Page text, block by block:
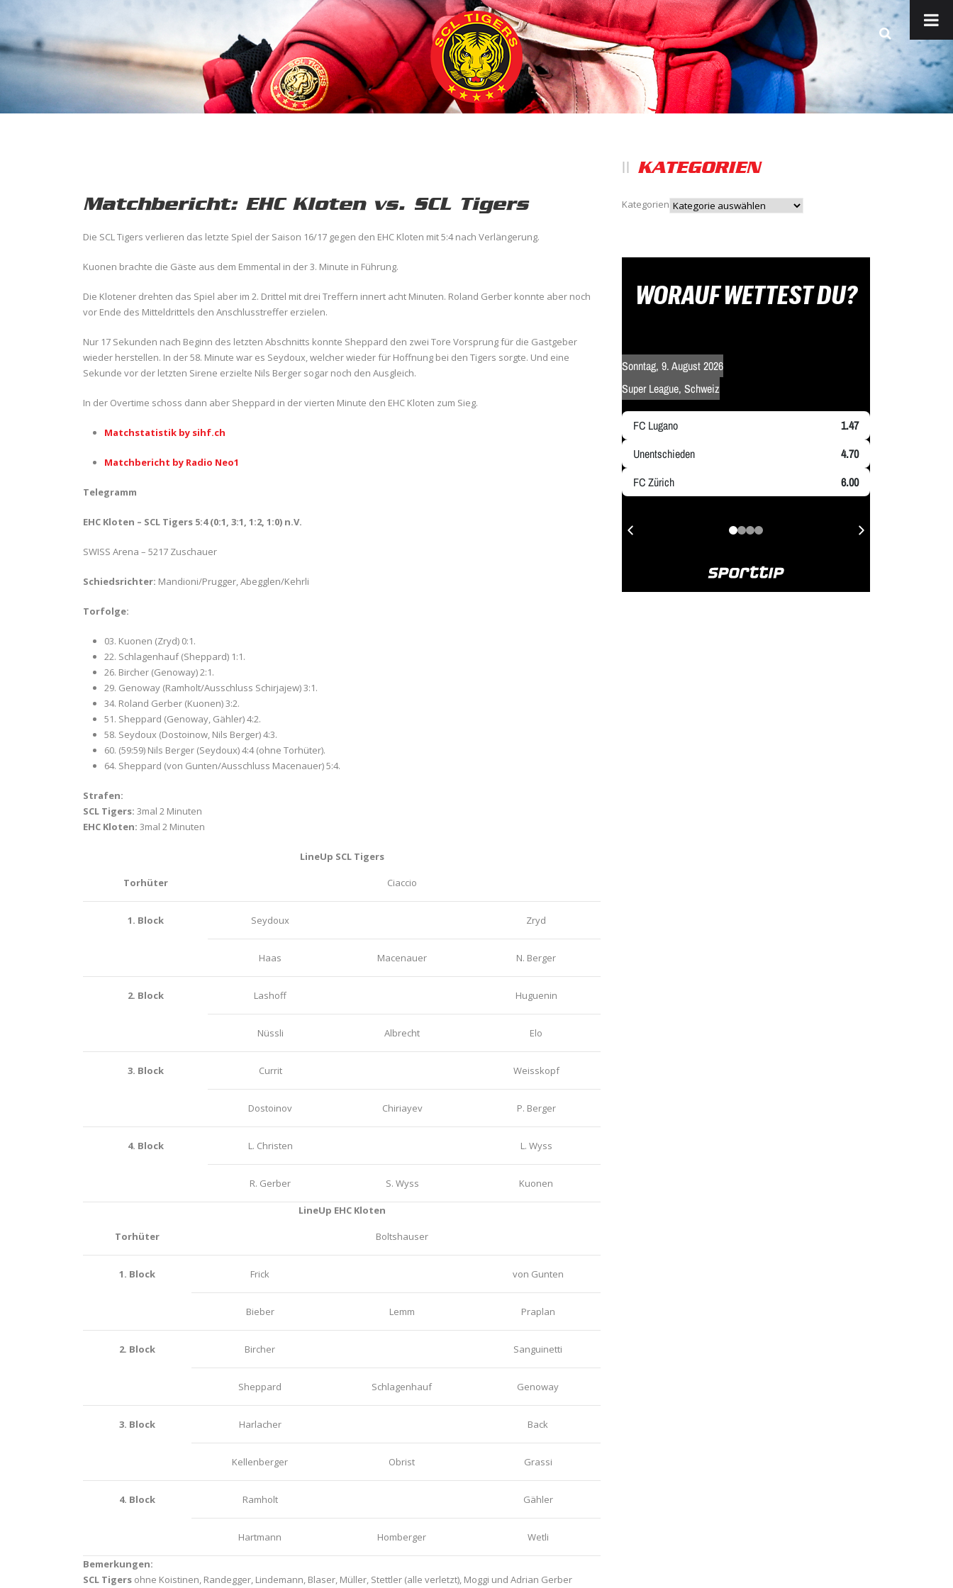
Matchbericht: EHC Kloten vs. SCL Tigers
Die SCL Tigers verlieren das letzte Spiel der Saison 16/17 gegen den EHC Kloten mit 5:4 nach Verlängerung.
Kuonen brachte die Gäste aus dem Emmental in der 3. Minute in Führung.
Die Klotener drehten das Spiel aber im 2. Drittel mit drei Treffern innert acht Minuten. Roland Gerber konnte aber noch
vor Ende des Mitteldrittels den Anschlusstreffer erzielen.
Nur 17 Sekunden nach Beginn des letzten Abschnitts konnte Sheppard den zwei Tore Vorsprung für die Gastgeber
wieder herstellen. In der 58. Minute war es Seydoux, welcher wieder für Hoffnung bei den Tigers sorgte. Und eine
Sekunde vor der letzten Sirene erzielte Nils Berger sogar noch den Ausgleich.
In der Overtime schoss dann aber Sheppard in der vierten Minute den EHC Kloten zum Sieg.
Matchstatistik by sihf.ch
Matchbericht by Radio Neo1
Telegramm
EHC Kloten – SCL Tigers 5:4 (0:1, 3:1, 1:2, 1:0) n.V.
SWISS Arena – 5217 Zuschauer
Schiedsrichter: Mandioni/Prugger, Abegglen/Kehrli
Torfolge:
03. Kuonen (Zryd) 0:1.
22. Schlagenhauf (Sheppard) 1:1.
26. Bircher (Genoway) 2:1.
29. Genoway (Ramholt/Ausschluss Schirjajew) 3:1.
34. Roland Gerber (Kuonen) 3:2.
51. Sheppard (Genoway, Gähler) 4:2.
58. Seydoux (Dostoinow, Nils Berger) 4:3.
60. (59:59) Nils Berger (Seydoux) 4:4 (ohne Torhüter).
64. Sheppard (von Gunten/Ausschluss Macenauer) 5:4.
Strafen:
SCL Tigers: 3mal 2 Minuten
EHC Kloten: 3mal 2 Minuten
LineUp SCL Tigers
Torhüter Ciaccio
1. Block Seydoux Zryd
Haas Macenauer N. Berger
2. Block Lashoff Huguenin
Nüssli Albrecht Elo
3. Block Currit Weisskopf
Dostoinov Chiriayev P. Berger
4. Block L. Christen L. Wyss
R. Gerber S. Wyss Kuonen
LineUp EHC Kloten
Torhüter Boltshauser
1. Block Frick von Gunten
Bieber Lemm Praplan
2. Block Bircher Sanguinetti
Sheppard Schlagenhauf Genoway
3. Block Harlacher Back
Kellenberger Obrist Grassi
4. Block Ramholt Gähler
Hartmann Homberger Wetli
Bemerkungen:
SCL Tigers ohne Koistinen, Randegger, Lindemann, Blaser, Müller, Stettler (alle verletzt), Moggi und Adrian Gerber
KATEGORIEN
Kategorien